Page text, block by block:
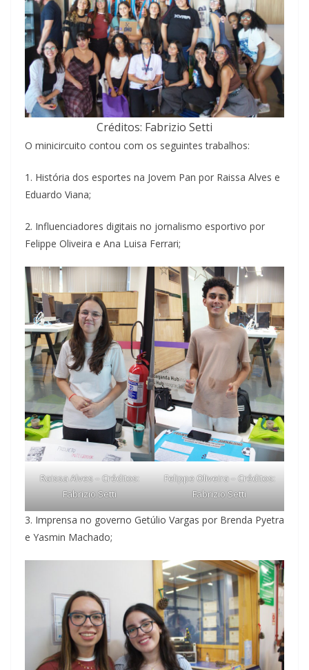
Créditos: Fabrizio Setti
O minicircuito contou com os seguintes trabalhos:
1. História dos esportes na Jovem Pan por Raissa Alves e
Eduardo Viana;
2. Influenciadores digitais no jornalismo esportivo por
Felippe Oliveira e Ana Luisa Ferrari;
Raissa Alves – Créditos:
Fabrizio Setti
Felippe Oliveira – Créditos:
Fabrizio Setti
3. Imprensa no governo Getúlio Vargas por Brenda Pyetra
e Yasmin Machado;